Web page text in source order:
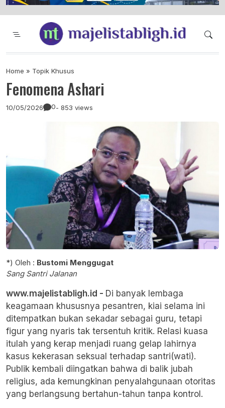
Majelis Tabligh Muhammadiyah
Syiar Dakwah Islam Berkemajuan dan
Home » Topik Khusus
Fenomena Ashari
10/05/2026 0- 853 views
*) Oleh : Bustomi Menggugat
Sang Santri Jalanan
www.majelistabligh.id - Di banyak lembaga
keagamaan khususnya pesantren, kiai selama ini
ditempatkan bukan sekadar sebagai guru, tetapi
figur yang nyaris tak tersentuh kritik. Relasi kuasa
itulah yang kerap menjadi ruang gelap lahirnya
kasus kekerasan seksual terhadap santri(wati).
Publik kembali diingatkan bahwa di balik jubah
religius, ada kemungkinan penyalahgunaan otoritas
yang berlangsung bertahun-tahun tanpa kontrol.